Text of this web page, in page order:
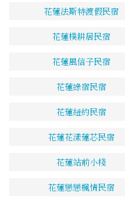
花蓮法斯特渡假民宿
花蓮樸耕居民宿
花蓮風信子民宿
花蓮綠宿民宿
花蓮紐約民宿
花蓮花漾蓮芯民宿
花蓮站前小棧
花蓮戀戀楓情民宿